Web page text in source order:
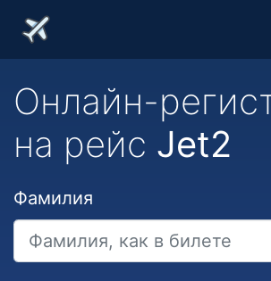
Онлайн-
на рейс Jet2
Фамилия